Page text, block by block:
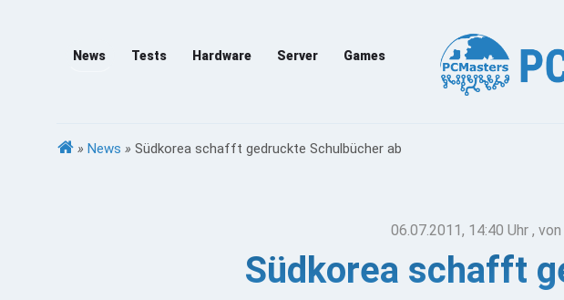
News Tests Hardware Server Games
» News » Südkorea schafft gedruckte Schulbücher ab
06.07.2011, 14:40 Uhr , von
Südkorea schafft